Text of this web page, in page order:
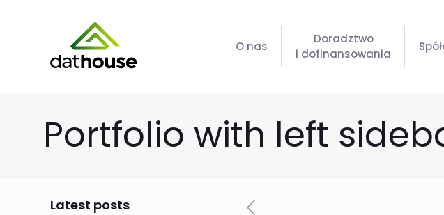
O nas
Doradztwo
i dofinansowania
Portfolio with left
Latest posts